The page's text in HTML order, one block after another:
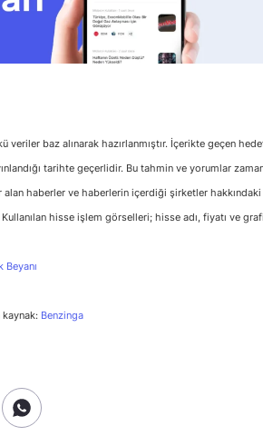
veriler baz alınarak hazırlanmıştır. İçerikte geçen
tarihte geçerlidir. Bu tahmin ve yorumlar
haberler ve haberlerin içerdiği şirketler hakkındaki
Kullanılan hisse işlem görselleri; hisse adı, fiyatı ve
Beyanı
kaynak: Benzinga